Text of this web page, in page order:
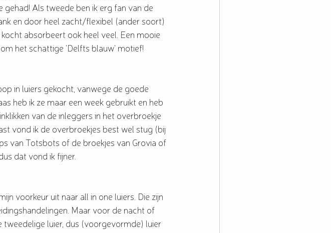
Als tweede ben ik erg fan van de
en door heel zacht/flexibel (ander soort)
absorbeert ook heel veel. Een mooie
het schattige 'Delfts blauw' motief!
in luiers gekocht, vanwege de goede
heb ik ze maar een week gebruikt en heb
van de inleggers in het overbroekje
vond ik de overbroekjes best wel stug (bij
van Totsbots of de broekjes van Grovia of
dat vond ik fijner.
voorkeur uit naar all in one luiers. Die zijn
Maar voor de nacht of
luier, dus (voorgevormde) luier